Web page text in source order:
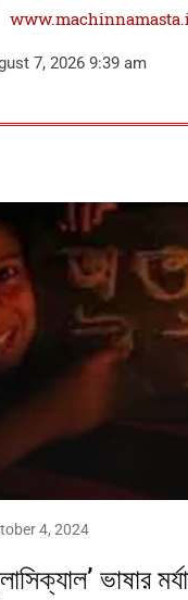
7, 2026 9:39 am
4, 2024
ভাষার